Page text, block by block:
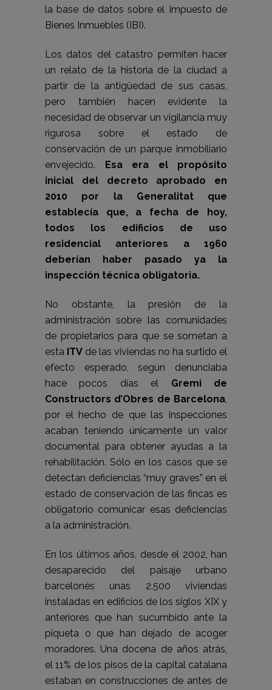
la base de datos sobre el Impuesto de
Bienes Inmuebles (IBI).
Los datos del catastro permiten hacer
un relato de la historia de la ciudad a
partir de la antigüedad de sus casas,
pero también hacen evidente la
necesidad de observar un vigilancia muy
rigurosa sobre el estado de
conservación de un parque inmobiliario
envejecido. Esa era el propósito
inicial del decreto aprobado en
2010 por la Generalitat que
establecía que, a fecha de hoy,
todos los edificios de uso
residencial anteriores a 1960
deberían haber pasado ya la
inspección técnica obligatoria.
No obstante, la presión de la
administración sobre las comunidades
de propietarios para que se sometan a
esta ITV de las viviendas no ha surtido el
efecto esperado, según denunciaba
hace pocos días el Gremi de
Constructors d’Obres de Barcelona,
por el hecho de que las inspecciones
acaban teniendo únicamente un valor
documental para obtener ayudas a la
rehabilitación. Sólo en los casos que se
detectan deficiencias “muy graves” en el
estado de conservación de las fincas es
obligatorio comunicar esas deficiencias
a la administración.
En los últimos años, desde el 2002, han
desaparecido del paisaje urbano
barcelonés unas 2.500 viviendas
instaladas en edificios de los siglos XIX y
anteriores que han sucumbido ante la
piqueta o que han dejado de acoger
moradores. Una docena de años atrás,
el 11% de los pisos de la capital catalana
estaban en construcciones de antes de